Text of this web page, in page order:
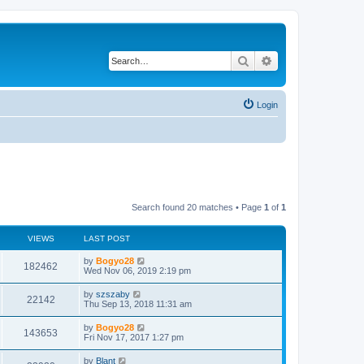
Search
Login
Search found 20 matches • Page 1 of 1
VIEWS LAST POST
182462 by Bogyo28
Wed Nov 06, 2019 2:19 pm
22142 by szszaby
Thu Sep 13, 2018 11:31 am
143653 by Bogyo28
Fri Nov 17, 2017 1:27 pm
by Blant